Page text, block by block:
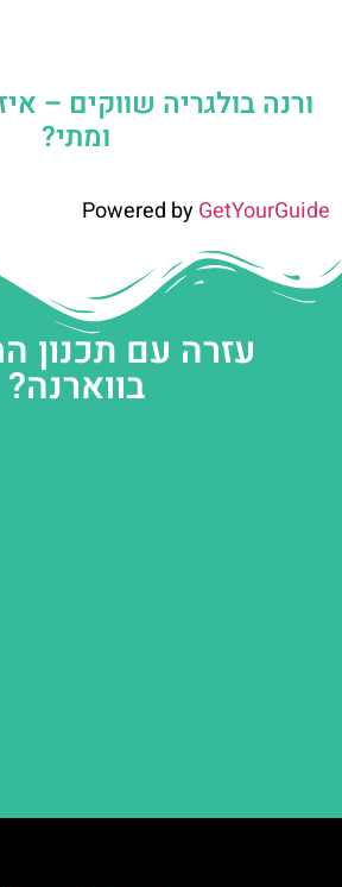
ורנה בולגריה שווקים –
ומתי?
Powered byGetYourGuide
עזרה עם תכנון
בווארנה?